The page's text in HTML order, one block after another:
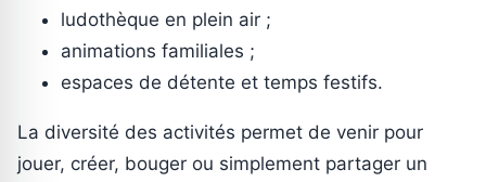
ludothèque en plein air ;
animations familiales ;
espaces de détente et temps festifs.
La diversité des activités permet de venir pour
jouer, créer, bouger ou simplement partager un